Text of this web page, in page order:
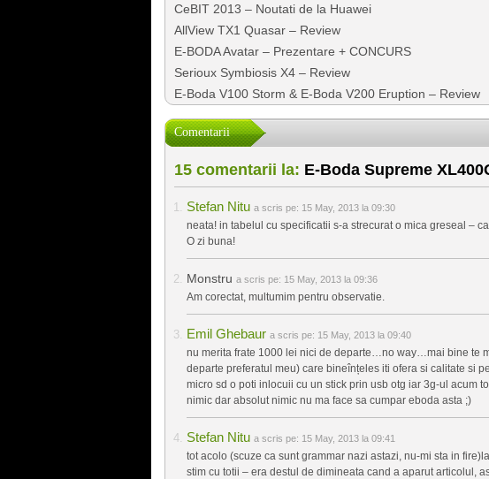
CeBIT 2013 – Noutati de la Huawei
AllView TX1 Quasar – Review
E-BODA Avatar – Prezentare + CONCURS
Serioux Symbiosis X4 – Review
E-Boda V100 Storm & E-Boda V200 Eruption – Review
Comentarii
15 comentarii la: E-Boda Supreme
Stefan Nitu a scris pe: 15 May, 2013 la 09:30
neata! in tabelul cu specificatii s-a strecurat o mica greseal –
O zi buna!
Monstru a scris pe: 15 May, 2013 la 09:36
Am corectat, multumim pentru observatie.
Emil Ghebaur a scris pe: 15 May, 2013 la 09:40
nu merita frate 1000 lei nici de departe…no way…mai bine te
departe preferatul meu) care bineînțeles iti ofera si calitate si
micro sd o poti inlocuii cu un stick prin usb otg iar 3g-ul acum
nimic dar absolut nimic nu ma face sa cumpar eboda asta ;)
Stefan Nitu a scris pe: 15 May, 2013 la 09:41
tot acolo (scuze ca sunt grammar nazi astazi, nu-mi sta in
stim cu totii – era destul de dimineata cand a aparut articolul,